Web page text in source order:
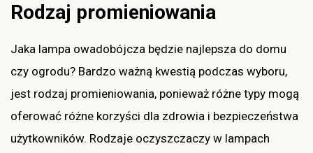
Rodzaj promieniowania
Jaka lampa owadobójcza będzie najlepsza do domu
czy ogrodu? Bardzo ważną kwestią podczas wyboru,
jest rodzaj promieniowania, ponieważ różne typy mogą
oferować różne korzyści dla zdrowia i bezpieczeństwa
użytkowników. Rodzaje oczyszczaczy w lampach